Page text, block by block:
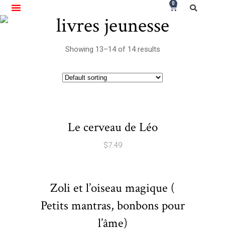
0
livres jeunesse
Showing 13–14 of 14 results
Le cerveau de Léo
$7.49
Zoli et l’oiseau magique (
Petits mantras, bonbons pour
l’âme)